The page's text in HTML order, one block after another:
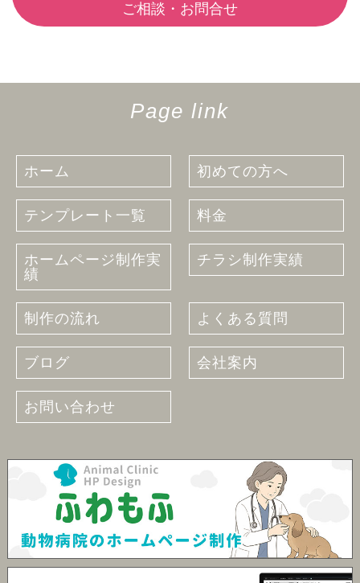
ご相談・お問合せ
Page link
ホーム 初めての方へ
テンプレート一覧 料金
ホームページ制作実
績
チラシ制作実績
制作の流れ よくある質問
ブログ 会社案内
お問い合わせ